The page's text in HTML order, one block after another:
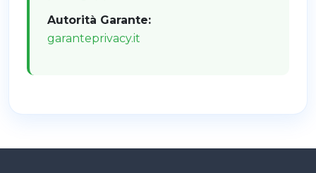
Autorità Garante:
garanteprivacy.it